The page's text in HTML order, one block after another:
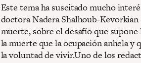
Este tema ha suscitado mucho
doctora Nadera Shalhoub-
muerte, sobre el desafío que
la muerte que la ocupación anhela y
la voluntad de vivir.Uno de los